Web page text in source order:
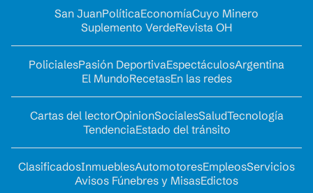
San JuanPolíticaEconomíaCuyo Minero
Suplemento VerdeRevista OH
PolicialesPasión DeportivaEspectáculosArgentina
El MundoRecetasEn las redes
Cartas del lectorOpinionSocialesSaludTecnología
TendenciaEstado del tránsito
ClasificadosInmueblesAutomotoresEmpleosServicios
Avisos Fúnebres y MisasEdictos